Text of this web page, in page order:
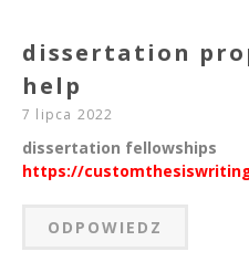
dissertation
help
7 lipca 2022
dissertation fellowships
https://
ODPOWIEDZ